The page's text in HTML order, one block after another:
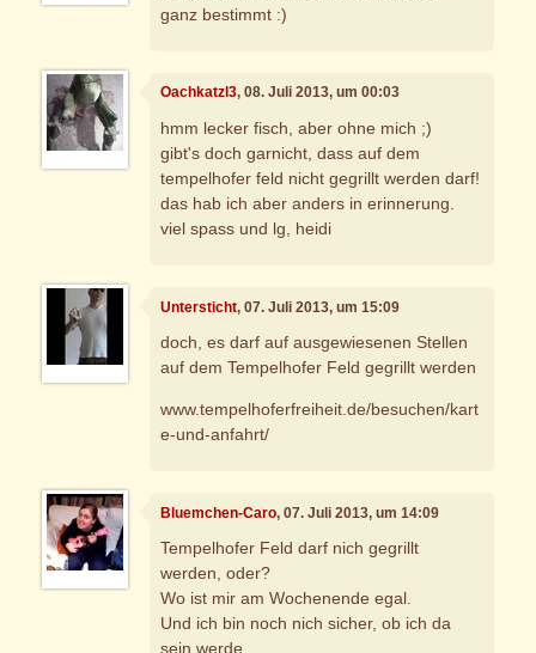
ganz bestimmt :)
Oachkatzl3, 08. Juli 2013, um 00:03
hmm lecker fisch, aber ohne mich ;)
gibt's doch garnicht, dass auf dem
tempelhofer feld nicht gegrillt werden darf!
das hab ich aber anders in erinnerung.
viel spass und lg, heidi
Untersticht, 07. Juli 2013, um 15:09
doch, es darf auf ausgewiesenen Stellen
auf dem Tempelhofer Feld gegrillt werden
www.tempelhoferfreiheit.de/besuchen/kart
e-und-anfahrt/
Bluemchen-Caro, 07. Juli 2013, um 14:09
Tempelhofer Feld darf nich gegrillt
werden, oder?
Wo ist mir am Wochenende egal.
Und ich bin noch nich sicher, ob ich da
sein werde.